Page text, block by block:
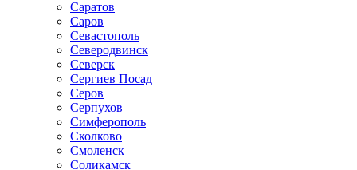
Саратов
Саров
Севастополь
Северодвинск
Северск
Сергиев Посад
Серов
Серпухов
Симферополь
Сколково
Смоленск
Соликамск